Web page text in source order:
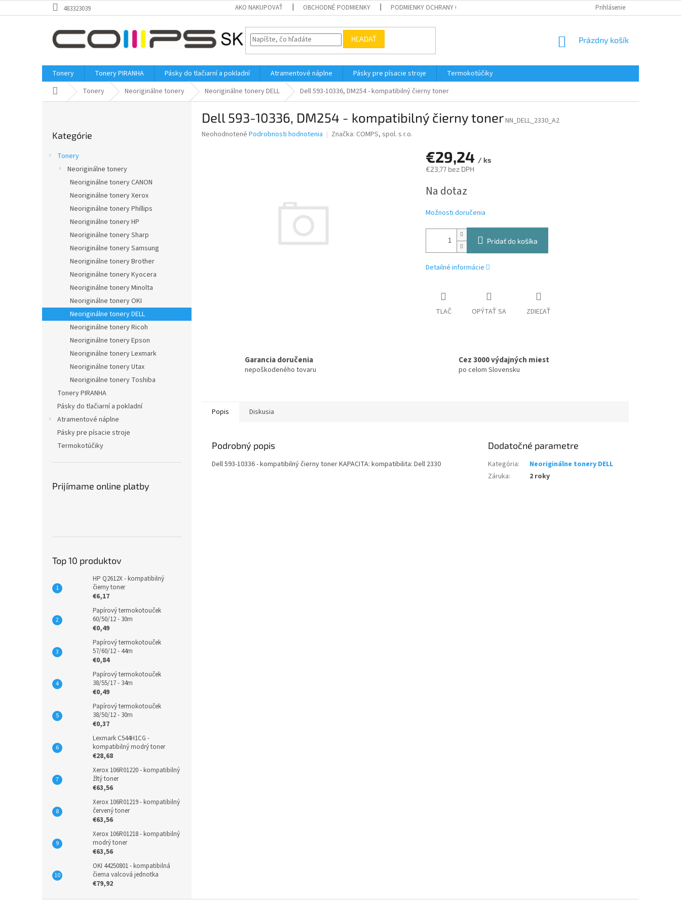
na
483323039 AKO NAKUPOVAŤ OBCHODNÉ PODMIENKY PODMIENKY OCHRANY OSOBNÝCH ÚDAJOV KONTAKTY
Prihlásenie
HĽADAŤ
NÁKUPNÝ
Prázdny košík
Tonery Tonery PIRANHA Pásky do tlačiarní a pokladní Atramentové náplne Pásky pre písacie stroje
Termokotúčiky
Domov Tonery Neoriginálne tonery Neoriginálne tonery DELL Dell 593-10336, DM254 - kompatibilný čierny toner
kategórie
Kategórie
Tonery
Neoriginálne tonery
Neoriginálne tonery CANON
Neoriginálne tonery Xerox
Neoriginálne tonery Phillips
Neoriginálne tonery HP
Neoriginálne tonery Sharp
Neoriginálne tonery Samsung
Neoriginálne tonery Brother
Neoriginálne tonery Kyocera
Neoriginálne tonery Minolta
Neoriginálne tonery OKI
Neoriginálne tonery DELL
Neoriginálne tonery Ricoh
Neoriginálne tonery Epson
Neoriginálne tonery Lexmark
Neoriginálne tonery Utax
Neoriginálne tonery Toshiba
Tonery PIRANHA
Pásky do tlačiarní a pokladní
Atramentové náplne
Pásky pre písacie stroje
Termokotúčiky
Prijímame online platby
Top 10 produktov
HP Q2612X - kompatibilný
čierny toner
€6,17
Papírový termokotouček
60/50/12 - 30m
€0,49
Papírový termokotouček
57/60/12 - 44m
€0,84
Papírový termokotouček
38/55/17 - 34m
€0,49
Papírový termokotouček
38/50/12 - 30m
€0,37
Lexmark C544H1CG -
kompatibilný modrý toner
€28,68
Xerox 106R01220 - kompatibilný
žltý toner
€63,56
Xerox 106R01219 - kompatibilný
červený toner
€63,56
Xerox 106R01218 - kompatibilný
modrý toner
€63,56
OKI 44250801 - kompatibilná
čierna valcová jednotka
€79,92
Dell 593-10336, DM254 - kompatibilný čierny tonerNN_DELL_2330_A2
Priemerné
Neohodnotené Podrobnosti hodnotenia Značka: COMPS, spol. s r.o.
€29,24 / ks
€23,77 bez DPH
cena:
Na dotaz
Možnosti doručenia
Pridať do košíka
Detailné informácie
TLAČ OPÝTAŤ SA ZDIEĽAŤ
Garancia doručenia
nepoškodeného tovaru
Cez 3000 výdajných miest
po celom Slovensku
Popis Diskusia
Podrobný popis
Dell 593-10336 - kompatibilný čierny toner KAPACITA: kompatibilita: Dell 2330
Dodatočné parametre
Kategória:
Neoriginálne tonery DELL
Záruka: 2 roky